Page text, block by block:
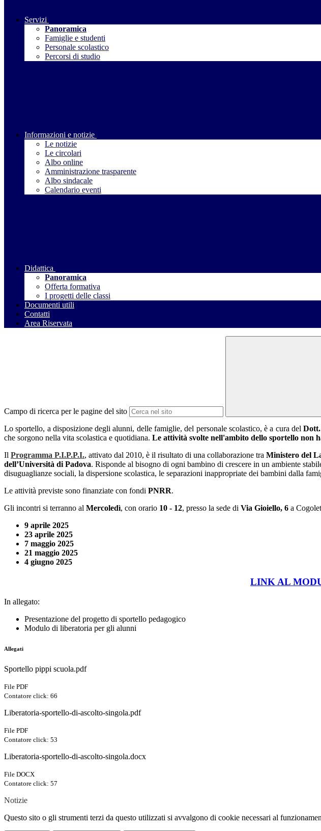
Servizi
Panoramica
Famiglie e studenti
Personale scolastico
Percorsi di studio
Informazioni e notizie
Le notizie
Le circolari
Albo online
Amministrazione trasparente
Albo sindacale
Calendario eventi
Didattica
Panoramica
Offerta formativa
I progetti delle classi
Documenti utili
Contatti
Area Riservata
Campo di ricerca per le pagine del sito
Lo sportello, a disposizione degli alunni, delle famiglie, del personale scolastico, è a cura del
che sorgono nella vita scolastica e quotidiana. Le attività svolte nell'ambito dello sportello non
Il Programma P.I.P.P.I., attivato dal 2010, è il risultato di una collaborazione tra Ministero del
dell’Università di Padova. Risponde al bisogno di ogni bambino di crescere in un ambiente
disuguaglianze sociali, la dispersione scolastica, le separazioni inappropriate dei bambini dalla
Le attività previste sono finanziate con fondi PNRR.
Gli incontri si terranno al Mercoledì, con orario 10 - 12, presso la sede di Via Gioiello, 6 a
9 aprile 2025
23 aprile 2025
7 maggio 2025
21 maggio 2025
4 giugno 2025
LINK AL
In allegato:
Presentazione del progetto di sportello pedagogico
Modulo di liberatoria per gli alunni
Allegati
Sportello pippi scuola.pdf
File PDF
Contatore click: 66
Liberatoria-sportello-di-ascolto-singola.pdf
File PDF
Contatore click: 53
Liberatoria-sportello-di-ascolto-singola.docx
File DOCX
Contatore click: 57
Notizie
Questo sito o gli strumenti terzi da questo utilizzati si avvalgono di cookie necessari al